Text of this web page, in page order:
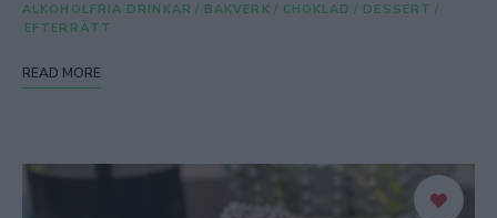
ALKOHOLFRIA DRINKAR / BAKVERK / CHOKLAD / DESSERT /
EFTERRÄTT
READ MORE